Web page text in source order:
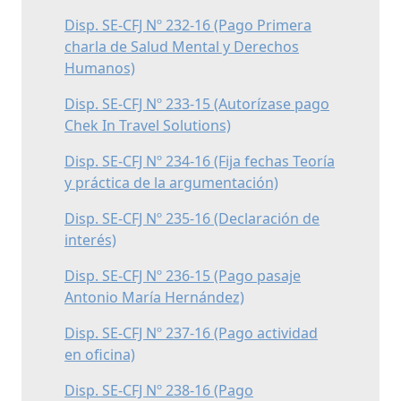
Disp. SE-CFJ Nº 232-16 (Pago Primera
charla de Salud Mental y Derechos
Humanos)
Disp. SE-CFJ Nº 233-15 (Autorízase pago
Chek In Travel Solutions)
Disp. SE-CFJ Nº 234-16 (Fija fechas Teoría
y práctica de la argumentación)
Disp. SE-CFJ Nº 235-16 (Declaración de
interés)
Disp. SE-CFJ Nº 236-15 (Pago pasaje
Antonio María Hernández)
Disp. SE-CFJ Nº 237-16 (Pago actividad
en oficina)
Disp. SE-CFJ Nº 238-16 (Pago